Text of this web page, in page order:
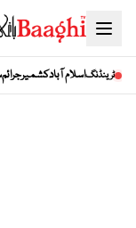
ٹرینڈنگاسلام آبادکشمیرجرائم